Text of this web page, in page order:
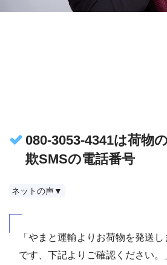
080-3053-4341は荷物
欺SMSの電話番号
ネットの声▼
「やまと運輸よりお荷物を発送
です、下記よりご確認ください。